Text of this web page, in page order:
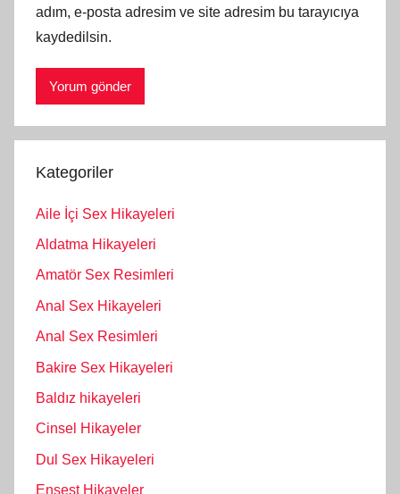
adım, e-posta adresim ve site adresim bu tarayıcıya
kaydedilsin.
Kategoriler
Aile İçi Sex Hikayeleri
Aldatma Hikayeleri
Amatör Sex Resimleri
Anal Sex Hikayeleri
Anal Sex Resimleri
Bakire Sex Hikayeleri
Baldız hikayeleri
Cinsel Hikayeler
Dul Sex Hikayeleri
Ensest Hikayeler